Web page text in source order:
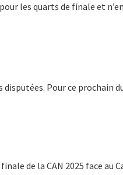
les quarts de finale et
Pour ce prochain
de la CAN 2025 face au